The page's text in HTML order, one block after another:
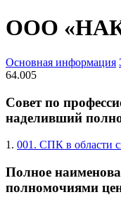
ООО
Основная информация
64.005
Совет по
наделивший
1. 001. СПК в области
Полное
полномочиями